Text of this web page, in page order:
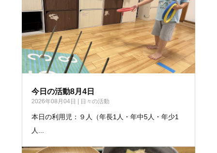
今日の活動8月4日
2026年08月04日 日々の活動
本日の利用児：９人（年長1人・年中5人・年少1
人...